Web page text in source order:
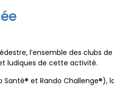
l’ensemble des clubs
ludiques de cette activité.
et Rando Challenge®),